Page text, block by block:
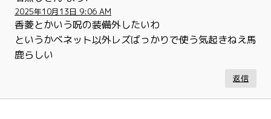
2025年10月13日 9:06 AM
香菱とかいう呪の装備外したいわ
というかベネット以外レズばっかりで使う気起きねえ馬
鹿らしい
返信